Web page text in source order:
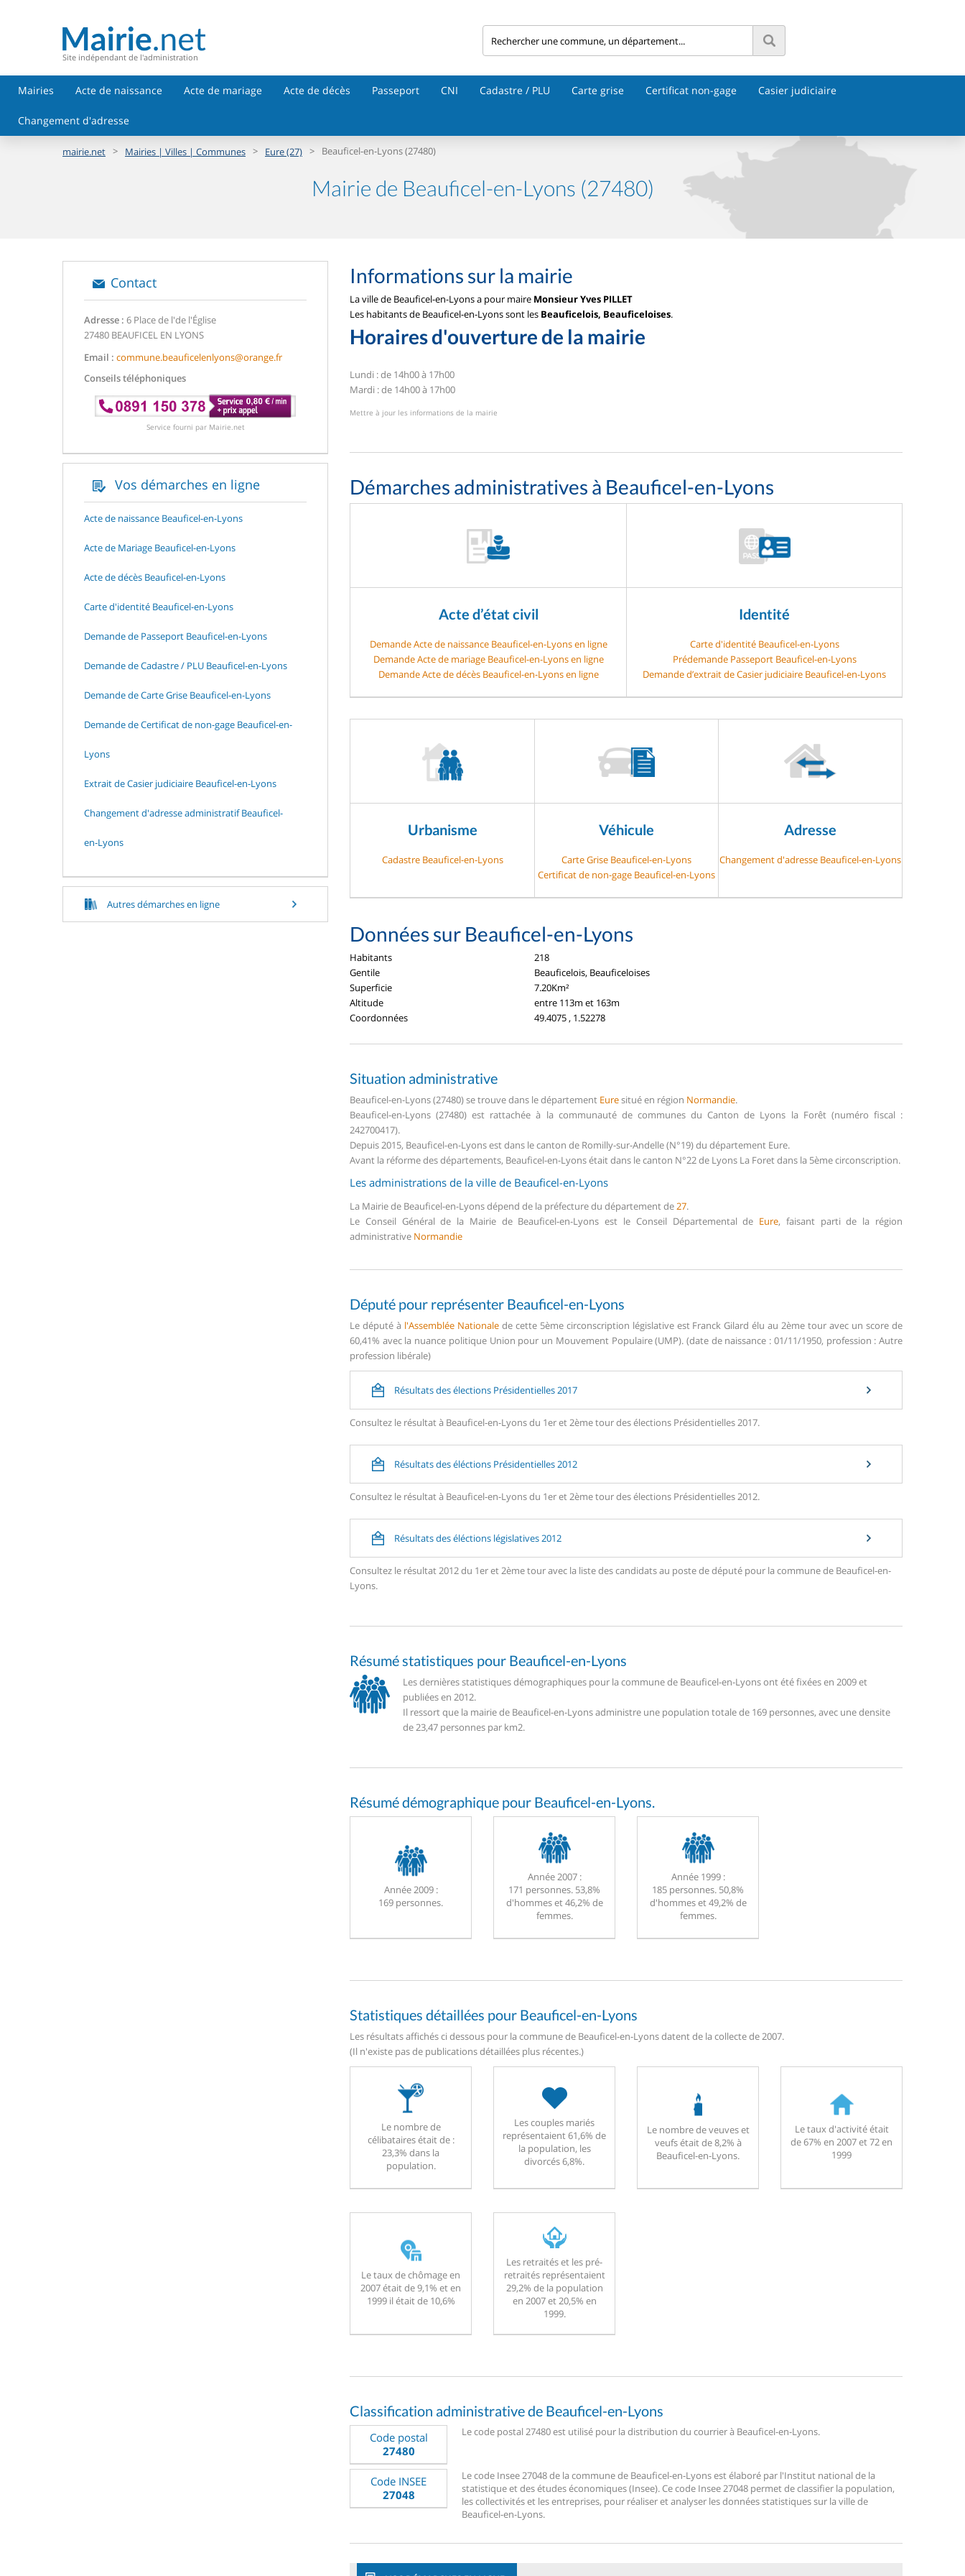
Site indépendant de l'administration
Mairies Acte de naissance Acte de mariage Acte de décès Passeport CNI Cadastre / PLU Carte grise Certificat non-gage Casier judiciaire
Changement d'adresse
mairie.net > Mairies | Villes | Communes > Eure (27) > Beauficel-en-Lyons (27480)
Mairie de Beauficel-en-Lyons (27480)
Contact
Adresse : 6 Place de l'de l'Église
27480 BEAUFICEL EN LYONS
Email : commune.beauficelenlyons@orange.fr
Conseils téléphoniques
Service fourni par Mairie.net
Vos démarches en ligne
Acte de naissance Beauficel-en-Lyons
Acte de Mariage Beauficel-en-Lyons
Acte de décès Beauficel-en-Lyons
Carte d'identité Beauficel-en-Lyons
Demande de Passeport Beauficel-en-Lyons
Demande de Cadastre / PLU Beauficel-en-Lyons
Demande de Carte Grise Beauficel-en-Lyons
Demande de Certificat de non-gage Beauficel-en-
Lyons
Extrait de Casier judiciaire Beauficel-en-Lyons
Changement d'adresse administratif Beauficel-
en-Lyons
Autres démarches en ligne
Informations sur la mairie
La ville de Beauficel-en-Lyons a pour maire Monsieur Yves PILLET
Les habitants de Beauficel-en-Lyons sont les Beauficelois, Beauficeloises.
Horaires d'ouverture de la mairie
Lundi : de 14h00 à 17h00
Mardi : de 14h00 à 17h00
Mettre à jour les informations de la mairie
Démarches administratives à Beauficel-en-Lyons
Acte d’état civil
Demande Acte de naissance Beauficel-en-Lyons en ligne
Demande Acte de mariage Beauficel-en-Lyons en ligne
Demande Acte de décès Beauficel-en-Lyons en ligne
Identité
Carte d'identité Beauficel-en-Lyons
Prédemande Passeport Beauficel-en-Lyons
Demande d’extrait de Casier judiciaire Beauficel-en-Lyons
Urbanisme
Cadastre Beauficel-en-Lyons
Véhicule
Carte Grise Beauficel-en-Lyons
Certificat de non-gage Beauficel-en-Lyons
Adresse
Changement d'adresse Beauficel-en-Lyons
Données sur Beauficel-en-Lyons
Habitants
218
Gentile
Beauficelois, Beauficeloises
Superficie
7.20Km²
Altitude
entre 113m et 163m
Coordonnées
49.4075 , 1.52278
Situation administrative
Beauficel-en-Lyons (27480) se trouve dans le département Euresitué en région Normandie.
Beauficel-en-Lyons (27480) est rattachée à la communauté de communes du Canton de Lyons la Forêt (numéro fiscal :
242700417).
Depuis 2015, Beauficel-en-Lyons est dans le canton de Romilly-sur-Andelle (N°19) du département Eure.
Avant la réforme des départements, Beauficel-en-Lyons était dans le canton N°22 de Lyons La Foret dans la 5ème circonscription.
Les administrations de la ville de Beauficel-en-Lyons
La Mairie de Beauficel-en-Lyons dépend de la préfecture du département de27.
Le Conseil Général de la Mairie de Beauficel-en-Lyons est le Conseil Départemental de Eure, faisant parti de la région
administrative Normandie
Député pour représenter Beauficel-en-Lyons
Le député à l'Assemblée Nationalede cette 5ème circonscription législative est Franck Gilard élu au 2ème tour avec un score de
60,41% avec la nuance politique Union pour un Mouvement Populaire (UMP). (date de naissance : 01/11/1950, profession : Autre
profession libérale)
Résultats des élections Présidentielles 2017
Consultez le résultat à Beauficel-en-Lyons du 1er et 2ème tour des élections Présidentielles 2017.
Résultats des éléctions Présidentielles 2012
Consultez le résultat à Beauficel-en-Lyons du 1er et 2ème tour des élections Présidentielles 2012.
Résultats des éléctions législatives 2012
Consultez le résultat 2012 du 1er et 2ème tour avec la liste des candidats au poste de député pour la commune de Beauficel-en-
Lyons.
Résumé statistiques pour Beauficel-en-Lyons
Les dernières statistiques démographiques pour la commune de Beauficel-en-Lyons ont été fixées en 2009 et
publiées en 2012.
Il ressort que la mairie de Beauficel-en-Lyons administre une population totale de 169 personnes, avec une densite
de 23,47 personnes par km2.
Résumé démographique pour Beauficel-en-Lyons.
Année 2009 :
169 personnes.
Année 2007 :
171 personnes. 53,8%
d'hommes et 46,2% de
femmes.
Année 1999 :
185 personnes. 50,8%
d'hommes et 49,2% de
femmes.
Statistiques détaillées pour Beauficel-en-Lyons
Les résultats affichés ci dessous pour la commune de Beauficel-en-Lyons datent de la collecte de 2007.
(Il n'existe pas de publications détaillées plus récentes.)
Le nombre de
célibataires était de :
23,3% dans la
population.
Les couples mariés
représentaient 61,6% de
la population, les
divorcés 6,8%.
Le nombre de veuves et
veufs était de 8,2% à
Beauficel-en-Lyons.
Le taux d'activité était
de 67% en 2007 et 72 en
1999
Le taux de chômage en
2007 était de 9,1% et en
1999 il était de 10,6%
Les retraités et les pré-
retraités représentaient
29,2% de la population
en 2007 et 20,5% en
1999.
Classification administrative de Beauficel-en-Lyons
Code postal
27480
Le code postal 27480 est utilisé pour la distribution du courrier à Beauficel-en-Lyons.
Code INSEE
27048
Le code Insee 27048 de la commune de Beauficel-en-Lyons est élaboré par l'Institut national de la
statistique et des études économiques (Insee). Ce code Insee 27048 permet de classifier la population,
les collectivités et les entreprises, pour réaliser et analyser les données statistiques sur la ville de
Beauficel-en-Lyons.